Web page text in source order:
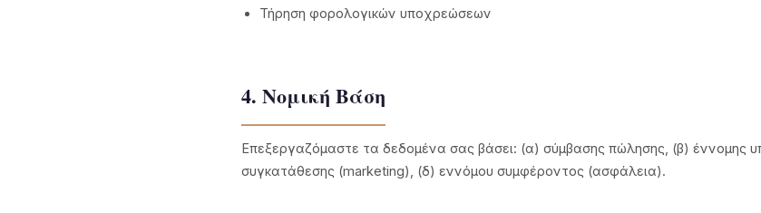
Τήρηση φορολογικών υποχρεώσεων
4. Νομική Βάση
Επεξεργαζόμαστε τα δεδομένα σας βάσει: (α) σύμβασης πώλησης, (β) έννομης
συγκατάθεσης (marketing), (δ) εννόμου συμφέροντος (ασφάλεια).